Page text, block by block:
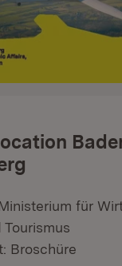
für
Broschüre